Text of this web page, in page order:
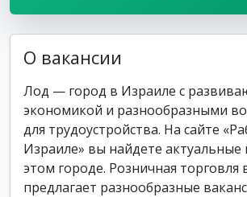
О вакансии
Лод — город в Израиле с
экономикой и разнообразными
для трудоустройства. На сайте
Израиле» вы найдете актуальные
этом городе. Розничная торговля
предлагает разнообразные